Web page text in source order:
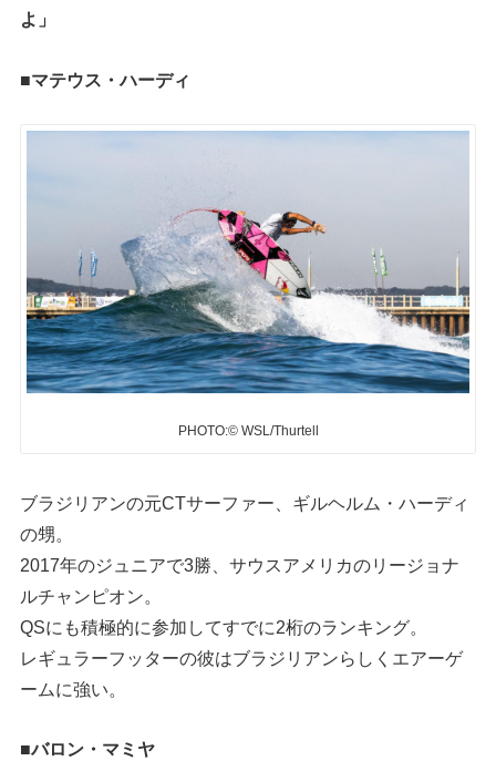
よ」
■マテウス・ハーディ
PHOTO:© WSL/Thurtell
ブラジリアンの元CTサーファー、ギルヘルム・ハーディ
の甥。
2017年のジュニアで3勝、サウスアメリカのリージョナ
ルチャンピオン。
QSにも積極的に参加してすでに2桁のランキング。
レギュラーフッターの彼はブラジリアンらしくエアーゲ
ームに強い。
■バロン・マミヤ